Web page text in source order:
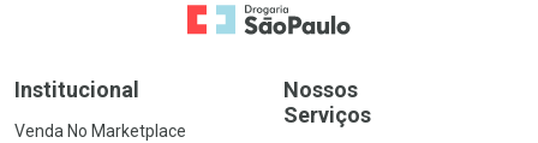
Ir para a Home
Institucional
Venda No Marketplace
Nossos
Serviços